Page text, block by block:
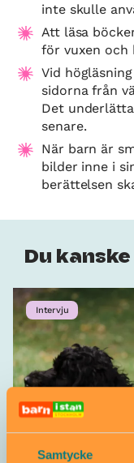
Samtycke
inte skulle
Att läsa
för vuxen och
Vid
sidorna från
Det
senare.
När barn är
bilder inne i
berättelsen
Du
Intervju
Barn i stan